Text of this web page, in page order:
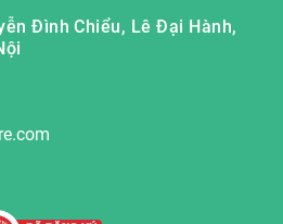
Đình Chiểu, Lê Đại Hành,